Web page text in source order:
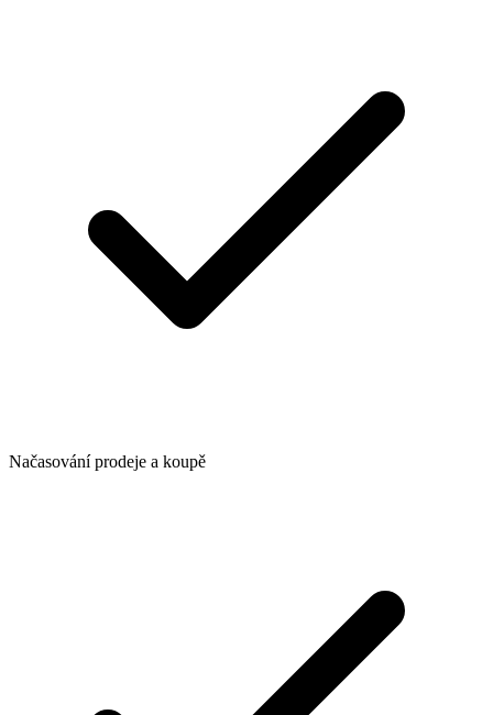
Načasování prodeje a koupě